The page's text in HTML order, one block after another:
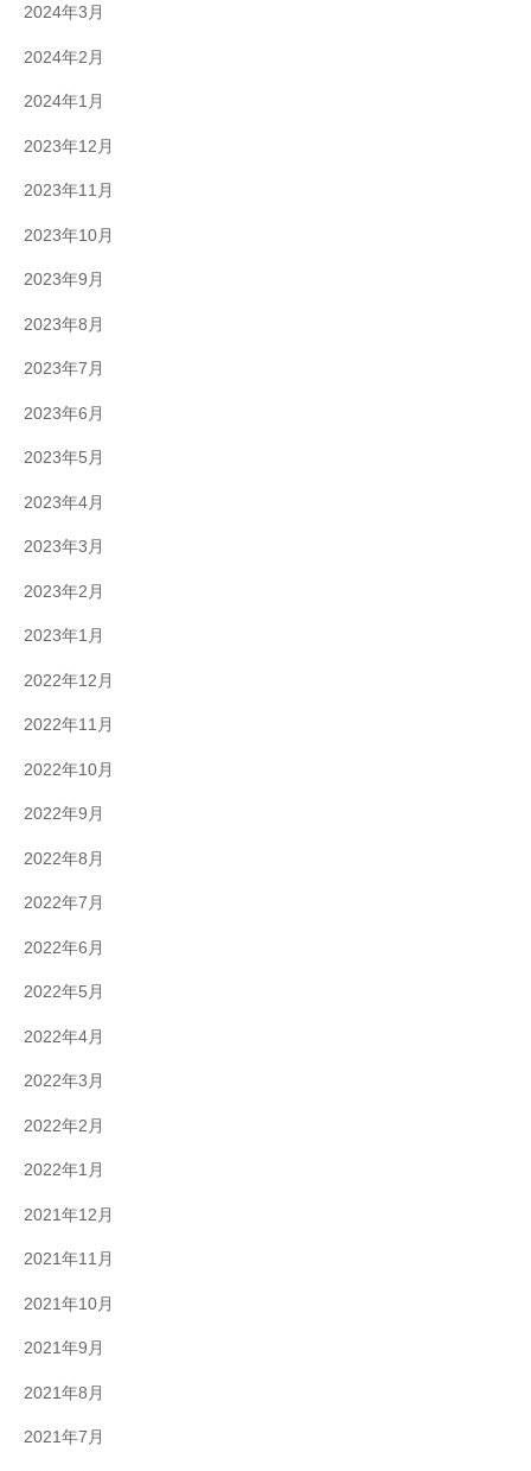
2024年3月
2024年2月
2024年1月
2023年12月
2023年11月
2023年10月
2023年9月
2023年8月
2023年7月
2023年6月
2023年5月
2023年4月
2023年3月
2023年2月
2023年1月
2022年12月
2022年11月
2022年10月
2022年9月
2022年8月
2022年7月
2022年6月
2022年5月
2022年4月
2022年3月
2022年2月
2022年1月
2021年12月
2021年11月
2021年10月
2021年9月
2021年8月
2021年7月